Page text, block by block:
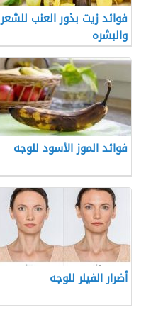
فوائد زيت بذور العنب للشعر
والبشره
فوائد الموز الأسود للوجه
أضرار الفيلر للوجه